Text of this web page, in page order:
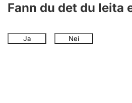
Fann du det du leita
Ja Nei